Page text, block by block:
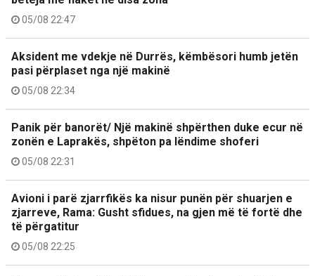
05/08 22:47
Aksident me vdekje në Durrës, këmbësori humb jetën
pasi përplaset nga një makinë
05/08 22:34
Panik për banorët/ Një makinë shpërthen duke ecur në
zonën e Laprakës, shpëton pa lëndime shoferi
05/08 22:31
Avioni i parë zjarrfikës ka nisur punën për shuarjen e
zjarreve, Rama: Gusht sfidues, na gjen më të fortë dhe
të përgatitur
05/08 22:25